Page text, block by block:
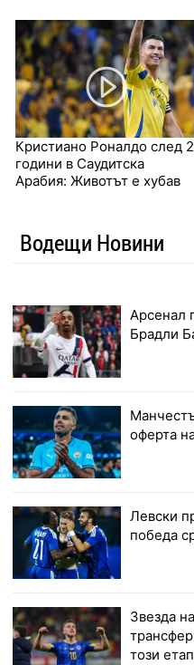
Кристиано Роналдо след 2
години в Саудитска
Арабия: Животът е хубав
Водещи Новини
Арсенал
Брадли
оферта
Левски
победа
Звезда
този етап